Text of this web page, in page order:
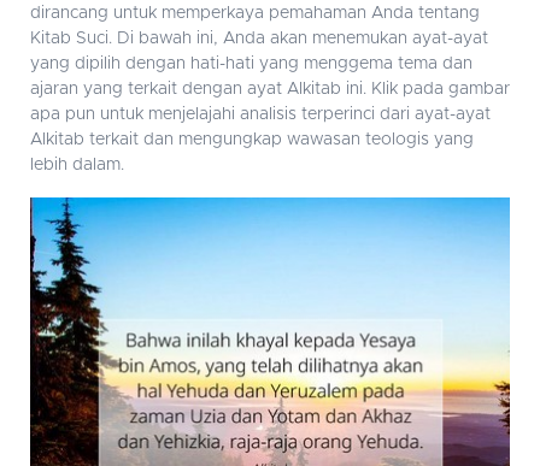
dirancang untuk memperkaya pemahaman Anda tentang
Kitab Suci. Di bawah ini, Anda akan menemukan ayat-ayat
yang dipilih dengan hati-hati yang menggema tema dan
ajaran yang terkait dengan ayat Alkitab ini. Klik pada gambar
apa pun untuk menjelajahi analisis terperinci dari ayat-ayat
Alkitab terkait dan mengungkap wawasan teologis yang
lebih dalam.